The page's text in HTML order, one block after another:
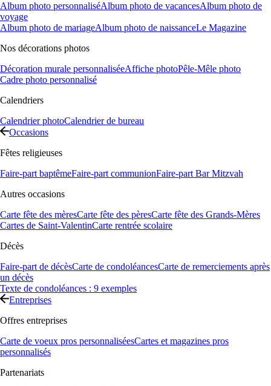
Album photo personnaliséAlbum photo de vacancesAlbum photo de
voyage
Album photo de mariageAlbum photo de naissanceLe Magazine
Nos décorations photos
Décoration murale personnaliséeAffiche photoPêle-Mêle photo
Cadre photo personnalisé
Calendriers
Calendrier photoCalendrier de bureau
Occasions
Fêtes religieuses
Faire-part baptêmeFaire-part communionFaire-part Bar Mitzvah
Autres occasions
Carte fête des mèresCarte fête des pèresCarte fête des Grands-Mères
Cartes de Saint-ValentinCarte rentrée scolaire
Décès
Faire-part de décèsCarte de condoléancesCarte de remerciements après
un décès
Texte de condoléances : 9 exemples
Entreprises
Offres entreprises
Carte de voeux pros personnaliséesCartes et magazines pros
personnalisés
Partenariats